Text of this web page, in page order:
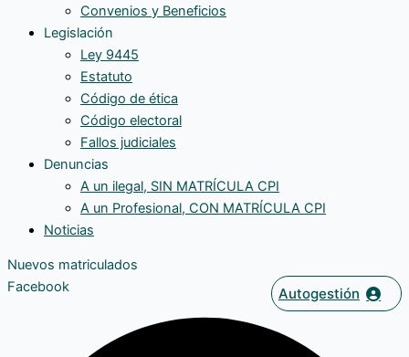
Convenios y Beneficios
Legislación
Ley 9445
Estatuto
Código de ética
Código electoral
Fallos judiciales
Denuncias
A un ilegal, SIN MATRÍCULA CPI
A un Profesional, CON MATRÍCULA CPI
Noticias
Nuevos matriculados
Autogestión
Facebook